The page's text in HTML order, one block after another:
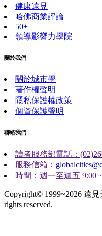
健康遠見
哈佛商業評論
50+
領導影響力學院
關於我們
關於城市學
著作權聲明
隱私保護權政策
個資保護聲明
聯絡我們
讀者服務部電話：
服務信箱：
時間：週一至週五 9:00
Copyright© 1999~2026 遠
rights reserved.